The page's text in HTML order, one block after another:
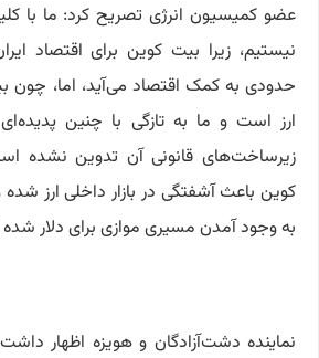
عضو کمیسیون انرژی تصریح کرد: ما با
نیستیم، زیرا بیت کوین برای اقتصاد
حدودی به کمک اقتصاد می‌آید، اما،
ارز است و ما به تازگی با چنین
زیرساخت‌های قانونی آن تدوین نشده
کوین باعث آشفتگی در بازار داخلی ارز
به وجود آمدن مسیری موازی برای دلار
نماینده دشت‌آزادگان و هویزه اظهار